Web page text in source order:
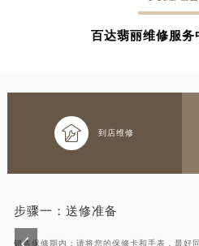
百达翡丽维修服务
 到店维修
步骤一： 送修准备
销售保修期内：请将您的保修卡和手表，最好